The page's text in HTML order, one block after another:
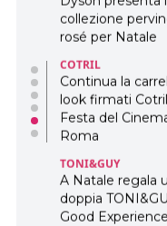
collezione
rosé per Natale
COTRIL
Continua la
look firmati
Festa del
Roma
TONI&GUY
A Natale regala
doppia
Good